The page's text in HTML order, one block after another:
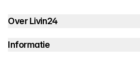
Over Livin24
Informatie